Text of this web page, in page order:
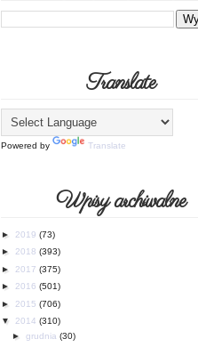
Translate
Powered by Translate
Wpisy archiwalne
► 2019 (73)
► 2018 (393)
► 2017 (375)
► 2016 (501)
► 2015 (706)
▼ 2014 (310)
► grudnia (30)